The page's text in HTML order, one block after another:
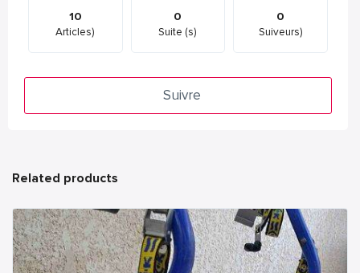
10
Articles)
0
Suite (s)
0
Suiveurs)
Suivre
Related products